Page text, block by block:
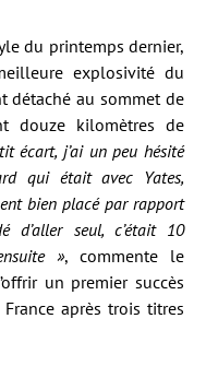
du printemps dernier,
explosivité du
détaché au sommet de
douze kilomètres de
écart, j’ai un peu hésité
qui était avec Yates,
bien placé par rapport
d’aller seul, c’était 10
», commente le
un premier succès
après trois titres